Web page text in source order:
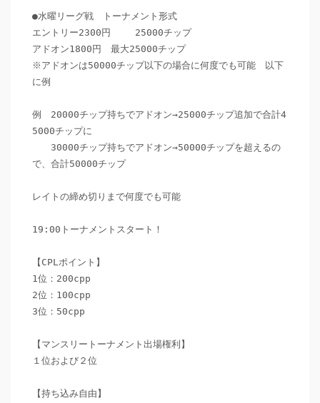
●水曜リーグ戦　トーナメント形式
エントリー2300円 　　25000チップ
アドオン1800円　最大25000チップ
※アドオンは50000チップ以下の場合に何度でも可能　以下
に例
例　20000チップ持ちでアドオン→25000チップ追加で合計4
5000チップに
30000チップ持ちでアドオン→50000チップを超えるの
で、合計50000チップ
レイトの締め切りまで何度でも可能
19:00トーナメントスタート！
【CPLポイント】
1位：200cpp
2位：100cpp
3位：50cpp
【マンスリートーナメント出場権利】
１位および２位
【持ち込み自由】